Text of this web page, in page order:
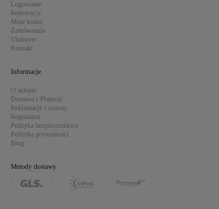
Logowanie
Rejestracja
Moje konto
Zamówienia
Ulubione
Kontakt
Informacje
O sklepie
Dostawa i Płatność
Reklamacje i zwroty
Regulamin
Polityka bezpieczeństwa
Polityka prywatności
Blog
Metody dostawy